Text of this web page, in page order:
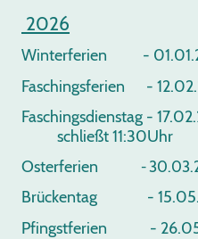
2026
Winterferien -
Faschingsferien -
schließt 11:30Uhr
Osterferien
-
Brückentag -
Pfingstferien -